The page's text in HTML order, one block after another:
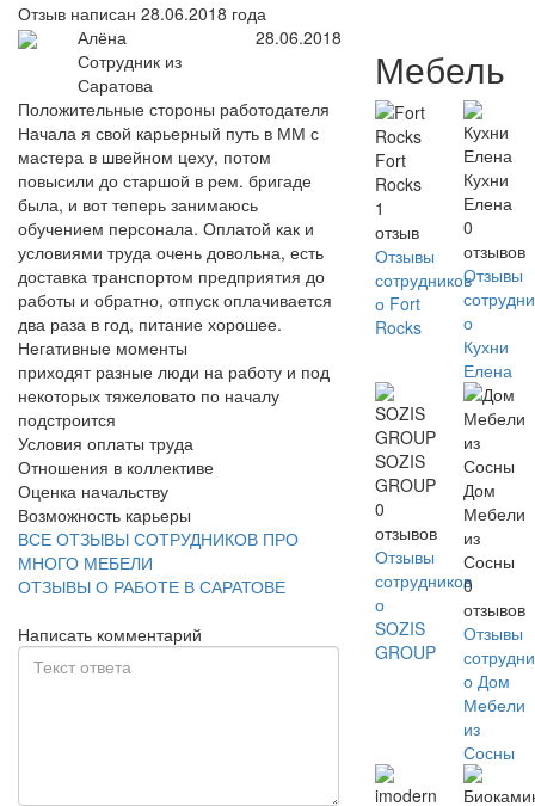
Отзыв написан 28.06.2018 года
Алёна
Сотрудник из
Саратова
28.06.2018
Положительные стороны работодателя
Начала я свой карьерный путь в ММ с
мастера в швейном цеху, потом
повысили до старшой в рем. бригаде
была, и вот теперь занимаюсь
обучением персонала. Оплатой как и
условиями труда очень довольна, есть
доставка транспортом предприятия до
работы и обратно, отпуск оплачивается
два раза в год, питание хорошее.
Негативные моменты
приходят разные люди на работу и под
некоторых тяжеловато по началу
подстроится
Условия оплаты труда
Отношения в коллективе
Оценка начальству
Возможность карьеры
ВСЕ ОТЗЫВЫ СОТРУДНИКОВ ПРО
МНОГО МЕБЕЛИ
ОТЗЫВЫ О РАБОТЕ В САРАТОВЕ
Написать комментарий
Мебель
Fort
Rocks
1
отзыв
Отзывы
сотрудников
о Fort
Rocks
Кухни
Елена
0
отзывов
Отзывы
о
Кухни
Елена
SOZIS
GROUP
0
отзывов
Отзывы
сотрудников
о
SOZIS
GROUP
Дом
Мебели
из
Сосны
0
отзывов
Отзывы
о Дом
Мебели
из
Сосны